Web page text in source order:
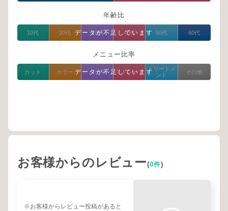
年齢比
データが不足しています
10代 20代 30代 40代 50代 60代
メニュー比率
データが不足しています
カット カラー パーマ ストレート
トリートメ
ント
その他
お客様からのレビュー(0件)
※お客様からレビュー投稿があると